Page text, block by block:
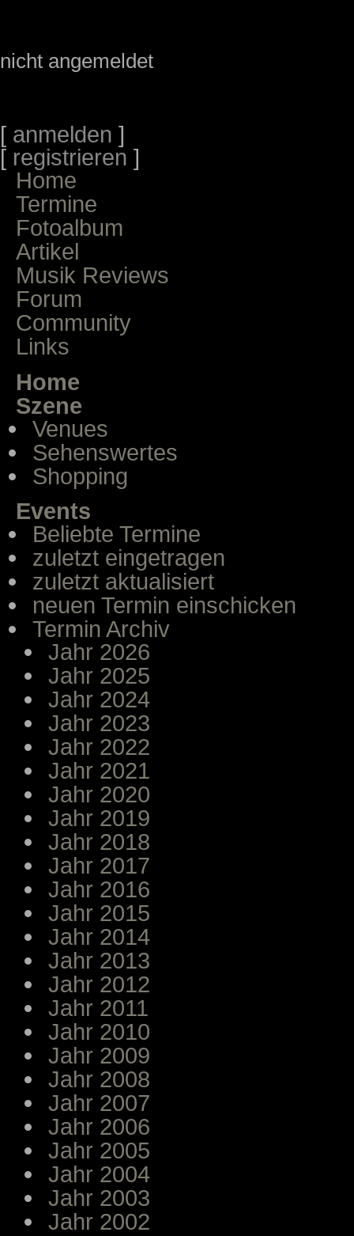
nicht angemeldet
[ anmelden ]
[ registrieren ]
Home
Termine
Fotoalbum
Artikel
Musik Reviews
Forum
Community
Links
Home
Szene
Venues
Sehenswertes
Shopping
Events
Beliebte Termine
zuletzt eingetragen
zuletzt aktualisiert
neuen Termin einschicken
Termin Archiv
Jahr 2026
Jahr 2025
Jahr 2024
Jahr 2023
Jahr 2022
Jahr 2021
Jahr 2020
Jahr 2019
Jahr 2018
Jahr 2017
Jahr 2016
Jahr 2015
Jahr 2014
Jahr 2013
Jahr 2012
Jahr 2011
Jahr 2010
Jahr 2009
Jahr 2008
Jahr 2007
Jahr 2006
Jahr 2005
Jahr 2004
Jahr 2003
Jahr 2002